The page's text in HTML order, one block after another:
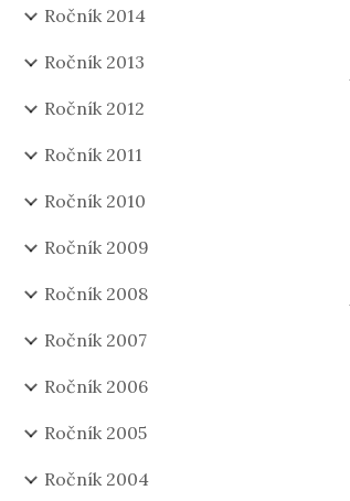
Ročník 2014
Ročník 2013
Ročník 2012
Ročník 2011
Ročník 2010
Ročník 2009
Ročník 2008
Ročník 2007
Ročník 2006
Ročník 2005
Ročník 2004